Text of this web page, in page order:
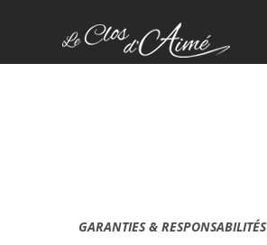
GARANTIES & RESPONSABILITÉS